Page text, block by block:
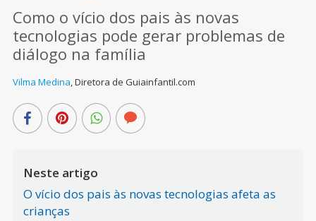
Como o vício dos pais às novas
tecnologias pode gerar problemas de
diálogo na família
Vilma Medina,Diretora de Guiainfantil.com
Neste artigo
O vício dos pais às novas tecnologias afeta as
crianças